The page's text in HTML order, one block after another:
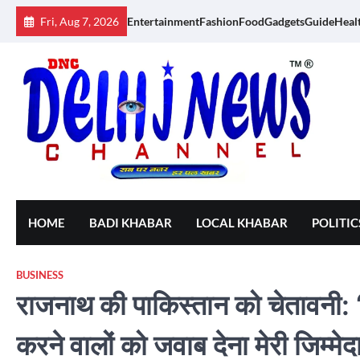
Skip
Fri, Aug 7, 2026 EntertainmentFashionFoodGadgetsGuide
HOME BADI KHABAR LOCAL KHABAR
BUSINESS
राजनाथ की पाकिस्तान को
करने वालों को जवाब देना मेरी